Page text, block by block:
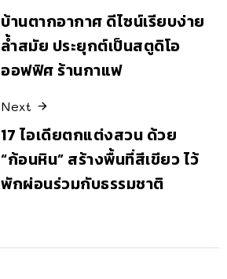
บ้านตากอากาศ ดีไซน์เรียบง่าย
ล้ำสมัย ประยุกต์เป็นสตูดิโอ
ออฟฟิศ ร้านกาแฟ
Next
17 ไอเดียตกแต่งสวน ด้วย
“ก้อนหิน” สร้างพื้นที่สีเขียว ไว้
พักผ่อนร่วมกับธรรมชาติ